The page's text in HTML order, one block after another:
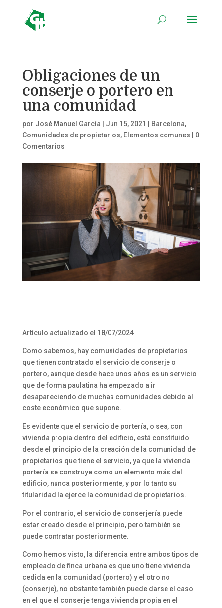
Obligaciones de un
conserje o portero en
una comunidad
por José Manuel García Jun 15, 2021 Barcelona,
Comunidades de propietarios, Elementos comunes
0
Comentarios
Artículo actualizado el 18/07/2024
Como sabemos, hay comunidades de propietarios
que tienen contratado el servicio de conserje o
portero, aunque desde hace unos años es un servicio
que de forma paulatina ha empezado a ir
desapareciendo de muchas comunidades debido al
coste económico que supone.
Es evidente que el servicio de portería, o sea, con
vivienda propia dentro del edificio, está constituido
desde el principio de la creación de la comunidad de
propietarios que tiene el servicio, ya que la vivienda
portería se construye como un elemento más del
edificio, nunca posteriormente, y por lo tanto su
titularidad la ejerce la comunidad de propietarios.
Por el contrario, el servicio de conserjería puede
estar creado desde el principio, pero también se
puede contratar posteriormente.
Como hemos visto, la diferencia entre ambos tipos de
empleado de finca urbana es que uno tiene vivienda
cedida en la comunidad (portero) y el otro no
(conserje), no obstante también puede darse el caso
en el que el conserje tenga vivienda propia en el